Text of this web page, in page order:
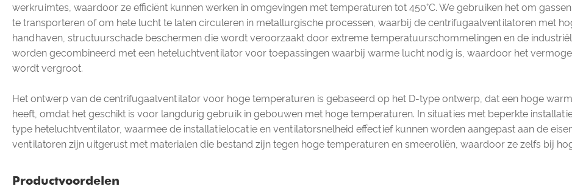
werkruimtes, waardoor ze efficiënt kunnen werken in omgevingen met temperaturen tot 450°C. We gebruiken het om
te transporteren of om hete lucht te laten circuleren in metallurgische processen, waarbij de centrifugaalventilatoren met
handhaven, structuurschade beschermen die wordt veroorzaakt door extreme temperatuurschommelingen en de
worden gecombineerd met een heteluchtventilator voor toepassingen waarbij warme lucht nodig is, waardoor het
wordt vergroot.
Het ontwerp van de centrifugaalventilator voor hoge temperaturen is gebaseerd op het D-type ontwerp, dat een hoge
heeft, omdat het geschikt is voor langdurig gebruik in gebouwen met hoge temperaturen. In situaties met beperkte
type heteluchtventilator, waarmee de installatielocatie en ventilatorsnelheid effectief kunnen worden aangepast aan de
ventilatoren zijn uitgerust met materialen die bestand zijn tegen hoge temperaturen en smeeroliën, waardoor ze zelfs bij
Productvoordelen